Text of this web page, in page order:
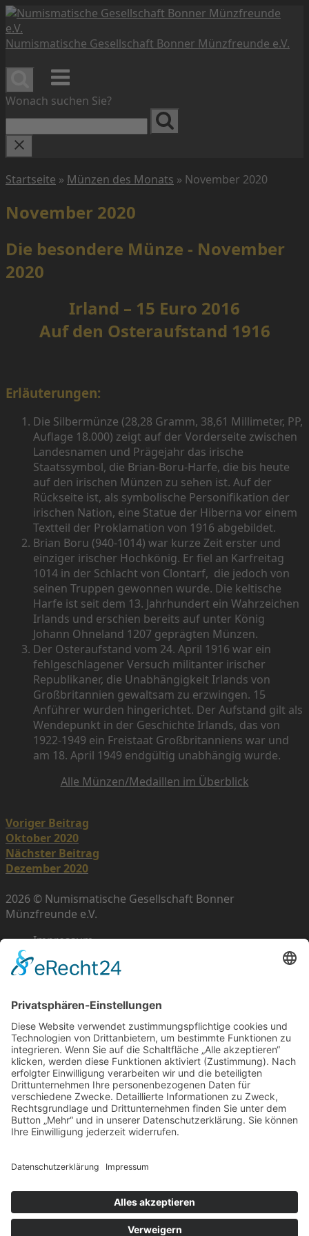
Skip
to
content
Numismatische Gesellschaft Bonner Münzfreunde e.V.
Menu
Wonach suchen Sie?
Startseite » Münzen des Monats » November 2020
November 2020
Die besondere Münze - November
2020
Irland – 15 Euro 2016
Auf den Osteraufstand 1916
Erläuterungen:
Die Silbermünze (28,28 Gramm, 38,61 Millimeter, PP,
Auflage 18.000) zeigt auf der Vorderseite zwischen
Landesnamen und Prägejahr das irische
Staatssymbol, die Brian-Boru-Harfe, die bis heute
auf den irischen Münzen zu sehen ist. Auf der
Rückseite ist, als symbolische Personifikation der
irischen Nation, eine Statue der Hiberna vor einem
Textteil der Proklamation von 1916 abgebildet.
Brian Boru (940-1014) war kurze Zeit erster und
einziger irischer Hochkönig. Er fiel an Karfreitag
1014 in der Schlacht von Clontarf, die jedoch von
seinen Truppen gewonnen wurde. Die keltische
Harfe ist seit dem 13. Jahrhundert ein Wahrzeichen
Irlands und erschien bereits auf unter König
Johann Ohneland 1207 geprägten Münzen.
Der Osteraufstand vom 24. April 1916 war ein
fehlgeschlagener Versuch militanter irischer
Republikaner, die Unabhängigkeit Irlands von
Großbritannien gewaltsam zu erzwingen. 15
Anführer wurden hingerichtet. Der Aufstand gilt als
Wendepunkt in der Geschichte Irlands, das von
1922-1949 ein Freistaat Großbritanniens war und
am 18. April 1949 endgültig unabhängig wurde.
Alle Münzen/Medaillen im Überblick
navigation
Voriger Beitrag
Oktober 2020
Nächster Beitrag
Dezember 2020
2026 © Numismatische Gesellschaft Bonner
Münzfreunde e.V.
Impressum
Datenschutz
Cookie-Einstellungen
to
top